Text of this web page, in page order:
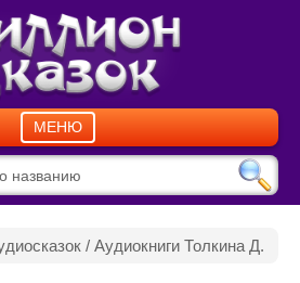
МЕНЮ
/ Аудиокниги Толкина Д.